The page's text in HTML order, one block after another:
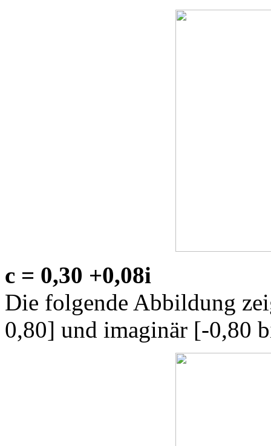
c = 0,30 +0,08i
Die folgende Abbildung
0,80] und imaginär [-0,80